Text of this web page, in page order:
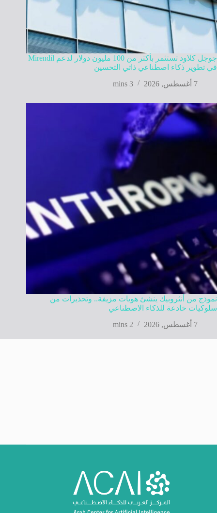
جوجل كلاود تستثمر بأكثر من 100 مليون دولار لدعم Mirendil
في تطوير ذكاء اصطناعي ذاتي التحسين
7 أغسطس, 2026
3 mins
نموذج من أنثروبيك ينشئ هويات مزيفة.. وتحذيرات من
سلوكيات خادعة للذكاء الاصطناعي
7 أغسطس, 2026
2 mins